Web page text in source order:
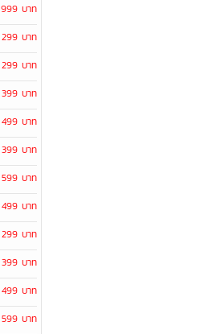
999 บาท
299 บาท
299 บาท
399 บาท
499 บาท
399 บาท
599 บาท
499 บาท
299 บาท
399 บาท
499 บาท
599 บาท